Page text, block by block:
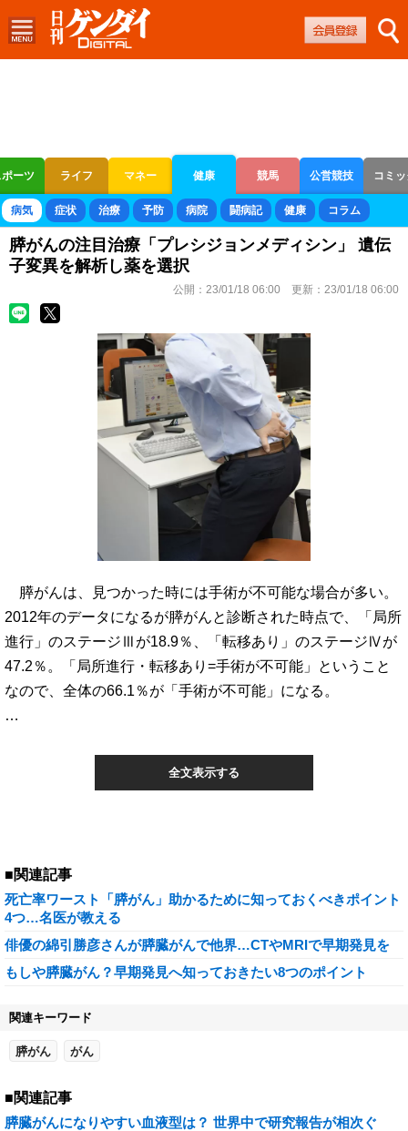
ーツ ライフ マネー 健康 競馬 公営競技 コミ
ボートレース 競輪 オートレース
病気 症状 治療 予防 病院 闘病記 健康 コラム
膵がんの注目治療「プレシジョンメディシン」 遺伝
子変異を解析し薬を選択
公開： 23/01/18 06:00 更新： 23/01/18 06:00
膵がんは、見つかった時には手術が不可能な場合が多い。
2012年のデータになるが膵がんと診断された時点で、「局所
進行」のステージⅢが18.9％、「転移あり」のステージⅣが
47.2％。「局所進行・転移あり=手術が不可能」ということ
なので、全体の66.1％が「手術が不可能」になる。
…
全文表示する
■関連記事
死亡率ワースト「膵がん」助かるために知っておくべきポイント
4つ…名医が教える
俳優の綿引勝彦さんが膵臓がんで他界…CTやMRIで早期発見を
もしや膵臓がん？早期発見へ知っておきたい8つのポイント
関連キーワード
膵がん がん
■関連記事
膵臓がんになりやすい血液型は？ 世界中で研究報告が相次ぐ